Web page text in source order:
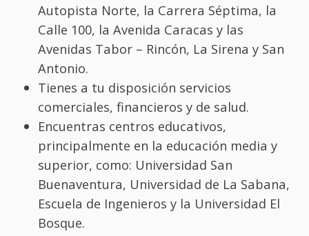
Autopista Norte, la Carrera Séptima, la
Calle 100, la Avenida Caracas y las
Avenidas Tabor – Rincón, La Sirena y San
Antonio.
Tienes a tu disposición servicios
comerciales, financieros y de salud.
Encuentras centros educativos,
principalmente en la educación media y
superior, como: Universidad San
Buenaventura, Universidad de La Sabana,
Escuela de Ingenieros y la Universidad El
Bosque.